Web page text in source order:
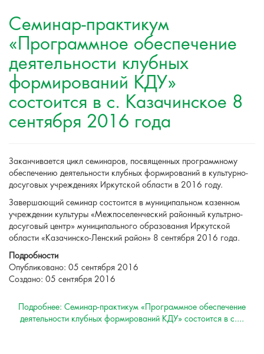
Семинар-практикум
«Программное обеспечение
деятельности клубных
формирований КДУ»
состоится в c. Казачинское 8
сентября 2016 года
Заканчивается цикл семинаров, посвященных программному
обеспечению деятельности клубных формирований в культурно-
досуговых учреждениях Иркутской области в 2016 году.
Завершающий семинар состоится в муниципальном казенном
учреждении культуры «Межпоселенческий районный культрно-
досуговый центр» муниципального образования Иркутской
области «Казачинско-Ленский район» 8 сентября 2016 года.
Подробности
Опубликовано: 05 сентября 2016
Создано: 05 сентября 2016
Подробнее: Семинар-практикум «Программное обеспечение
деятельности клубных формирований КДУ» состоится в c....